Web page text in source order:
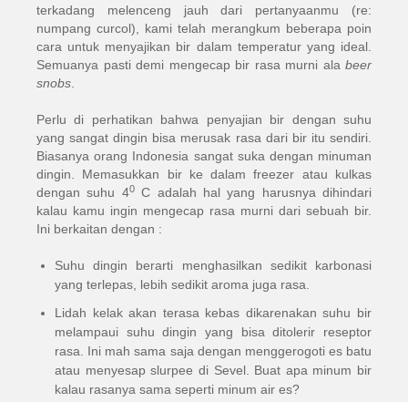
terkadang melenceng jauh dari pertanyaanmu (re:
numpang curcol), kami telah merangkum beberapa poin
cara untuk menyajikan bir dalam temperatur yang ideal.
Semuanya pasti demi mengecap bir rasa murni ala beer
snobs
Perlu di perhatikan bahwa penyajian bir dengan suhu
yang sangat dingin bisa merusak rasa dari bir itu sendiri.
Biasanya orang Indonesia sangat suka dengan minuman
dingin. Memasukkan bir ke dalam freezer atau kulkas
dengan suhu 40C adalah hal yang harusnya dihindari
kalau kamu ingin mengecap rasa murni dari sebuah bir.
Ini berkaitan dengan :
Suhu dingin berarti menghasilkan sedikit karbonasi
yang terlepas, lebih sedikit aroma juga rasa.
Lidah kelak akan terasa kebas dikarenakan suhu bir
melampaui suhu dingin yang bisa ditolerir reseptor
rasa. Ini mah sama saja dengan menggerogoti es batu
atau menyesap slurpee di Sevel. Buat apa minum bir
kalau rasanya sama seperti minum air es?